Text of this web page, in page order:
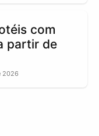
com
partir de
2026